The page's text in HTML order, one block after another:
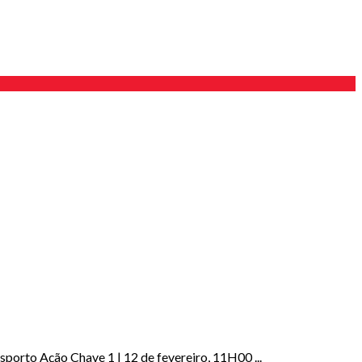
Ação Chave 1 | 12 de fevereiro, 11H00 ...